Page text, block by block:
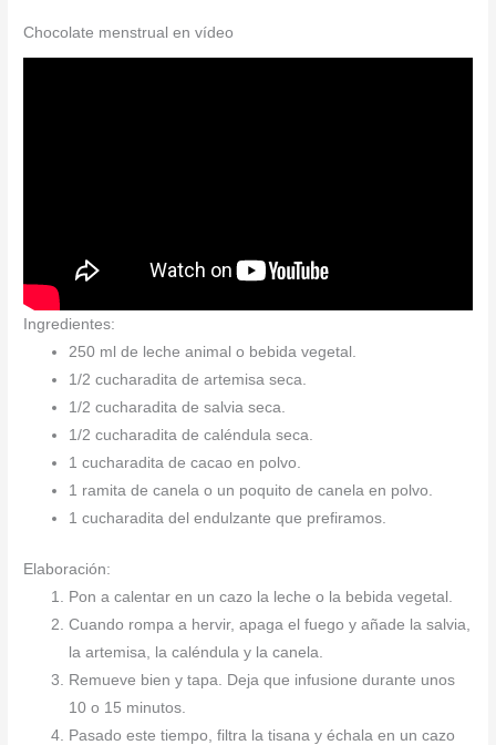
Chocolate menstrual en vídeo
Ingredientes:
250 ml de leche animal o bebida vegetal.
1/2 cucharadita de artemisa seca.
1/2 cucharadita de salvia seca.
1/2 cucharadita de caléndula seca.
1 cucharadita de cacao en polvo.
1 ramita de canela o un poquito de canela en polvo.
1 cucharadita del endulzante que prefiramos.
Elaboración:
Pon a calentar en un cazo la leche o la bebida vegetal.
Cuando rompa a hervir, apaga el fuego y añade la salvia,
la artemisa, la caléndula y la canela.
Remueve bien y tapa. Deja que infusione durante unos
10 o 15 minutos.
Pasado este tiempo, filtra la tisana y échala en un cazo